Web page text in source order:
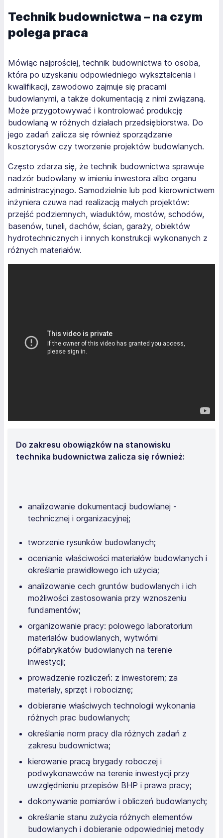
Technik budownictwa – na czym
polega praca
Mówiąc najprościej, technik budownictwa to osoba,
która po uzyskaniu odpowiedniego wykształcenia i
kwalifikacji, zawodowo zajmuje się pracami
budowlanymi, a także dokumentacją z nimi związaną.
Może przygotowywać i kontrolować produkcję
budowlaną w różnych działach przedsiębiorstwa. Do
jego zadań zalicza się również sporządzanie
kosztorysów czy tworzenie projektów budowlanych.
Często zdarza się, że technik budownictwa sprawuje
nadzór budowlany w imieniu inwestora albo organu
administracyjnego. Samodzielnie lub pod kierownictwem
inżyniera czuwa nad realizacją małych projektów:
przejść podziemnych, wiaduktów, mostów, schodów,
basenów, tuneli, dachów, ścian, garaży, obiektów
hydrotechnicznych i innych konstrukcji wykonanych z
różnych materiałów.
Do zakresu obowiązków na stanowisku
technika budownictwa zalicza się również:
analizowanie dokumentacji budowlanej -
technicznej i organizacyjnej;
tworzenie rysunków budowlanych;
ocenianie właściwości materiałów budowlanych i
określanie prawidłowego ich użycia;
analizowanie cech gruntów budowlanych i ich
możliwości zastosowania przy wznoszeniu
fundamentów;
organizowanie pracy: polowego laboratorium
materiałów budowlanych, wytwórni
półfabrykatów budowlanych na terenie
inwestycji;
prowadzenie rozliczeń: z inwestorem; za
materiały, sprzęt i robociznę;
dobieranie właściwych technologii wykonania
różnych prac budowlanych;
określanie norm pracy dla różnych zadań z
zakresu budownictwa;
kierowanie pracą brygady roboczej i
podwykonawców na terenie inwestycji przy
uwzględnieniu przepisów BHP i prawa pracy;
dokonywanie pomiarów i obliczeń budowlanych;
określanie stanu zużycia różnych elementów
budowlanych i dobieranie odpowiedniej metody